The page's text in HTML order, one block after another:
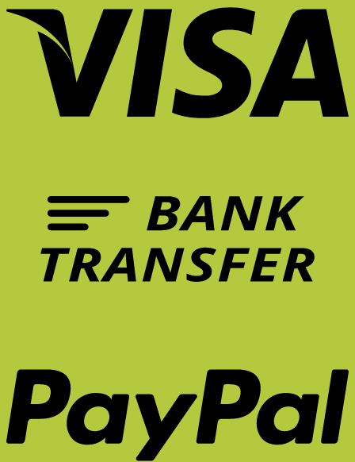
ทำการ
บ้าน
บ้าน
ยัง
มี
ชีวิต
ขึ้น?
Unexpected
Theory
เก้าอี้
สำคัญ
ต่อ
นั่ง
ยัง
ไม่
ให้
ล้า?
ควร
หน้า
ร้อน
เก้าอี้
สุขภาพ
คุ้ม
ระยะ
ยาว
ไหม?